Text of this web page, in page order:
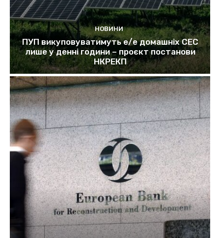
НОВИНИ
ПУП викуповуватимуть е/е домашніх СЕС
лише у денні години – проєкт постанови
НКРЕКП